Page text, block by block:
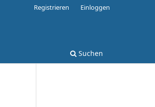
Suchen
Registrieren Einloggen